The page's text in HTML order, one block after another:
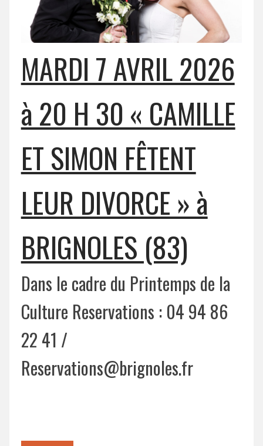
MARDI 7 AVRIL 2026
à 20 H 30 « CAMILLE
ET SIMON FÊTENT
LEUR DIVORCE » à
BRIGNOLES (83)
Dans le cadre du Printemps de la
Culture Reservations : 04 94 86
22 41 /
Reservations@brignoles.fr